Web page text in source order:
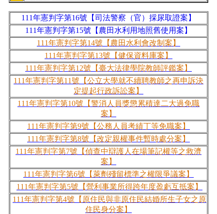
111年憲判字第16號【司法警察（官）採尿取證案】
111年憲判字第15號【農田水利用地照舊使用案】
111年憲判字第14號【農田水利會改制案】
111年憲判字第13號【健保資料庫案】
111年憲判字第12號【臺大法律學院教師評鑑案】
111年憲判字第11號【公立大學就不續聘教師之再申訴決
定提起行政訴訟案】
111年憲判字第10號【警消人員獎懲累積達二大過免職
案】
111年憲判字第9號【公務人員考績丁等免職案】
111年憲判字第8號【改定親權事件暫時處分案】
111年憲判字第7號【偵查中辯護人在場筆記權等之救濟
案】
111年憲判字第6號【萊劑殘留標準之權限爭議案】
111年憲判字第5號【營利事業所得跨年度盈虧互抵案】
111年憲判字第4號【原住民與非原住民結婚所生子女之原
住民身分案】